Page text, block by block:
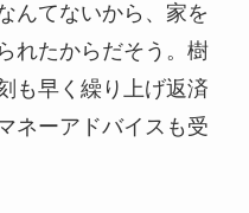
んてないから、家を
れたからだそう。樹
も早く繰り上げ返済
ネーアドバイスも受